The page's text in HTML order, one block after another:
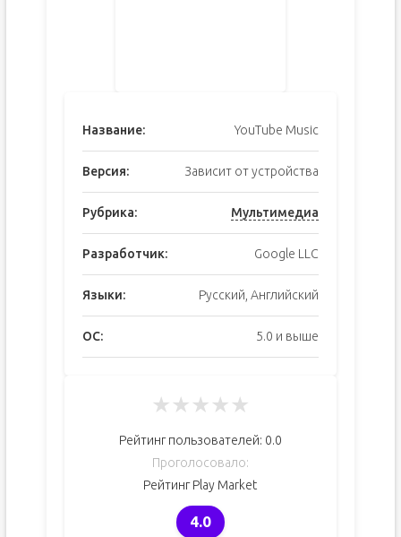
Название: YouTube Music
Версия: Зависит от устройства
Рубрика: Мультимедиа
Разработчик: Google LLC
Языки: Русский, Английский
ОС: 5.0 и выше
★★★★★
Рейтинг пользователей: 0.0
Проголосовало:
Рейтинг Play Market
4.0